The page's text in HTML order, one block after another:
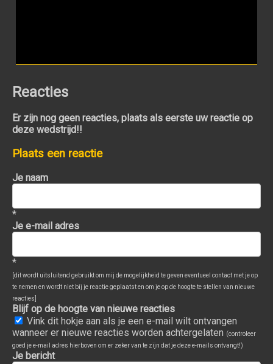
Reacties
Er zijn nog geen reacties, plaats als eerste uw reactie op
deze wedstrijd!!
Plaats een reactie
Je naam
*
Je e-mail adres
*
[dit wordt uitsluitend gebruikt om mij de mogelijkheid te geven eventueel contact met je op
te nemen en wordt niet bij je reactie geplaatst en om je op de hoogte te stellen van nieuwe
reacties]
Blijf op de hoogte van nieuwe reacties
Vink dit hokje aan als je een e-mail wilt ontvangen
wanneer er nieuwe reacties worden achtergelaten (controleer
goed je e-mail adres hierboven om er zeker van te zijn dat je deze e-mails ontvangt!)
Je bericht